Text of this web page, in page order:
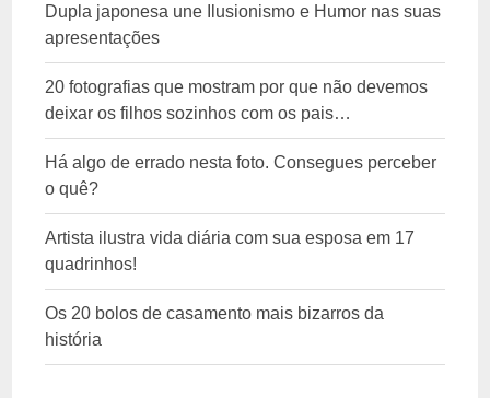
Dupla japonesa une Ilusionismo e Humor nas suas
apresentações
20 fotografias que mostram por que não devemos
deixar os filhos sozinhos com os pais…
Há algo de errado nesta foto. Consegues perceber
o quê?
Artista ilustra vida diária com sua esposa em 17
quadrinhos!
Os 20 bolos de casamento mais bizarros da
história